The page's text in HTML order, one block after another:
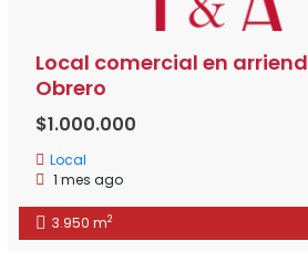
Local comercial en
Obrero
$1.000.000
Local
1 mes ago
3.950 m2